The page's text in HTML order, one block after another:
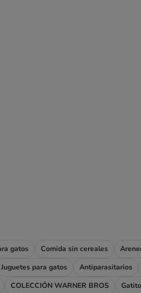
gatos Comida sin cereales
Juguetes para gatos Antiparasitarios
COLECCIÓN WARNER BROS